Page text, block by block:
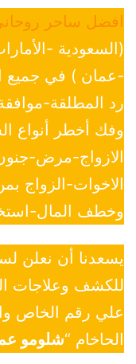
افضل ساحر
(السعودية -
-عمان ) في جميع
رد المطلقة-
وفك أخطر أنواع
الازواج-مرض-
الاخوات-الزواج
وخطف المال-
يسعدنا أن نعلن
للكشف وعلاجات
علي رقم الخاص
الحاخام “شلومو